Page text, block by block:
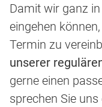
Damit wir ganz
eingehen
Termin zu
unserer
gerne einen
sprechen Sie